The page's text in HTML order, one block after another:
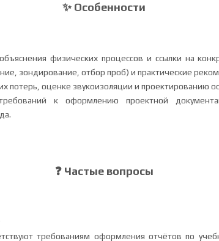
✨ Особенности
физических процессов и ссылки на
зондирование, отбор проб) и практические
потерь, оценке звукоизоляции и проектированию
к оформлению проектной
❓ Частые вопросы
требованиям оформления отчётов по